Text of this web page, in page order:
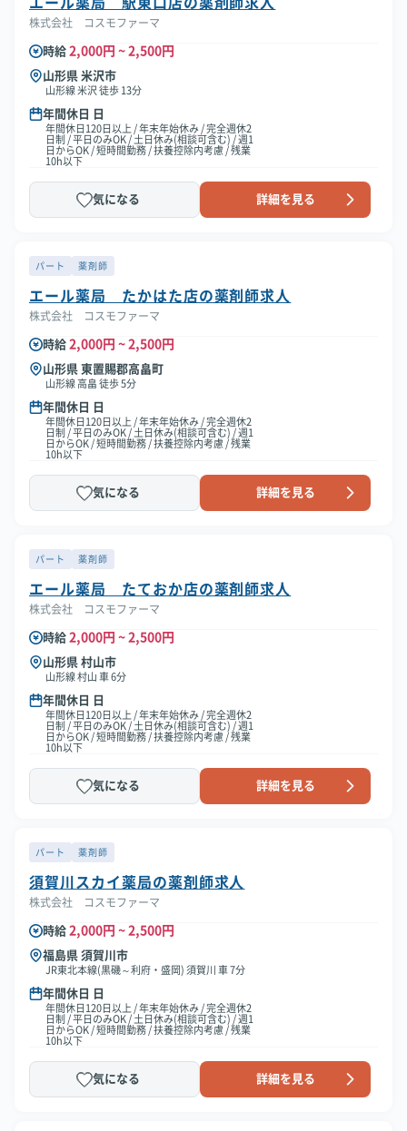
株式会社 コスモファーマ
時給 2,000円 ~ 2,500円
山形県 米沢市
山形線 米沢 徒歩 13分
年間休日 日
年間休日120日以上 / 年末年始休み / 完全週休2
日制 / 平日のみOK / 土日休み(相談可含む) / 週1
日からOK / 短時間勤務 / 扶養控除内考慮 / 残業
10h以下
気になる 詳細を見る
パート 薬剤師
エール薬局 たかはた店の薬剤師求人
株式会社 コスモファーマ
時給 2,000円 ~ 2,500円
山形県 東置賜郡高畠町
山形線 高畠 徒歩 5分
年間休日 日
年間休日120日以上 / 年末年始休み / 完全週休2
日制 / 平日のみOK / 土日休み(相談可含む) / 週1
日からOK / 短時間勤務 / 扶養控除内考慮 / 残業
10h以下
気になる 詳細を見る
パート 薬剤師
エール薬局 たておか店の薬剤師求人
株式会社 コスモファーマ
時給 2,000円 ~ 2,500円
山形県 村山市
山形線 村山 車 6分
年間休日 日
年間休日120日以上 / 年末年始休み / 完全週休2
日制 / 平日のみOK / 土日休み(相談可含む) / 週1
日からOK / 短時間勤務 / 扶養控除内考慮 / 残業
10h以下
気になる 詳細を見る
パート 薬剤師
須賀川スカイ薬局の薬剤師求人
株式会社 コスモファーマ
時給 2,000円 ~ 2,500円
福島県 須賀川市
JR東北本線(黒磯～利府・盛岡) 須賀川 車 7分
年間休日 日
年間休日120日以上 / 年末年始休み / 完全週休2
日制 / 平日のみOK / 土日休み(相談可含む) / 週1
日からOK / 短時間勤務 / 扶養控除内考慮 / 残業
10h以下
気になる 詳細を見る